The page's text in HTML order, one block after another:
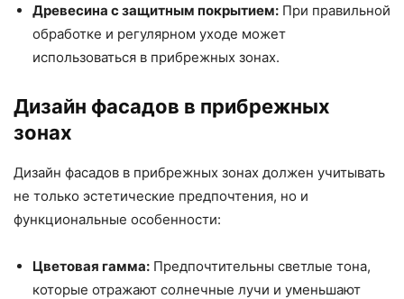
Древесина с защитным покрытием: При правильной
обработке и регулярном уходе может
использоваться в прибрежных зонах.
Дизайн фасадов в прибрежных
зонах
Дизайн фасадов в прибрежных зонах должен учитывать
не только эстетические предпочтения, но и
функциональные особенности:
Цветовая гамма: Предпочтительны светлые тона,
которые отражают солнечные лучи и уменьшают